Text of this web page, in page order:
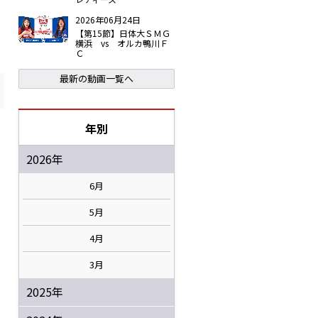
2026年06月24日
【第15節】日体大ＳＭＧ
横浜 vs オルカ鴨川Ｆ
Ｃ
最新の動画一覧へ
年別
2026年
6月
5月
4月
3月
2025年